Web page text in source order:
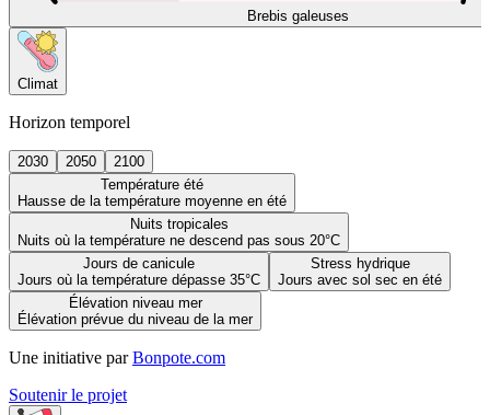
Brebis galeuses
Climat
Horizon temporel
2030 2050
2100
Température été
Hausse de la température moyenne en été
Nuits tropicales
Nuits où la température ne descend pas sous 20°C
Jours de canicule
Jours où la température dépasse 35°C
Stress hydrique
Jours avec sol sec en été
Élévation niveau mer
Élévation prévue du niveau de la mer
Une initiative par Bonpote.com
Soutenir le projet